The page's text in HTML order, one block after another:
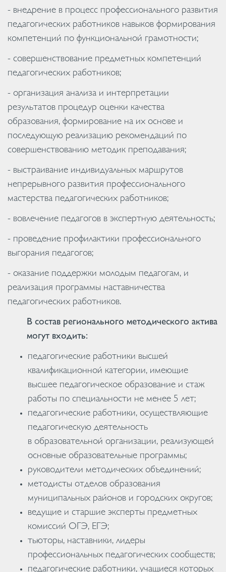
- внедрение в процесс профессионального развития
педагогических работников навыков формирования
компетенций по функциональной грамотности;
- совершенствование предметных компетенций
педагогических работников;
- организация анализа и интерпретации
результатов процедур оценки качества
образования, формирование на их основе и
последующую реализацию рекомендаций по
совершенствованию методик преподавания;
- выстраивание индивидуальных маршрутов
непрерывного развития профессионального
мастерства педагогических работников;
- вовлечение педагогов в экспертную деятельность;
- проведение профилактики профессионального
выгорания педагогов;
- оказание поддержки молодым педагогам, и
реализация программы наставничества
педагогических работников.
В состав регионального методического актива
могут входить:
педагогические работники высшей
квалификационной категории, имеющие
высшее педагогическое образование и стаж
работы по специальности не менее 5 лет;
педагогические работники, осуществляющие
педагогическую деятельность
в образовательной организации, реализующей
основные образовательные программы;
руководители методических объединений;
методисты отделов образования
муниципальных районов и городских округов;
ведущие и старшие эксперты предметных
комиссий ОГЭ, ЕГЭ;
тьюторы, наставники, лидеры
профессиональных педагогических сообществ;
педагогические работники, учащиеся которых